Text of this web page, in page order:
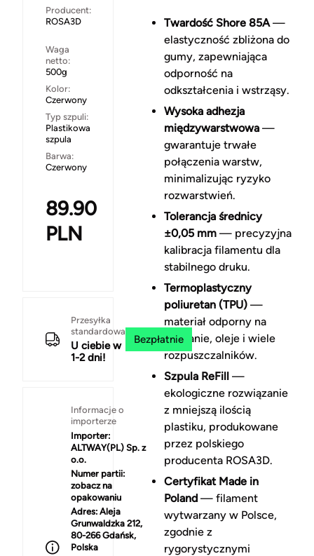
Producent:
ROSA3D
Waga
netto:
500g
Kolor:
Czerwony
Typ szpuli:
Plastikowa
szpula
Barwa:
Czerwony
89.90
PLN
Przesyłka
standardowa
U ciebie w
1-2 dni!
Bezpłatnie
Informacje o
importerze
Importer:
ALTWAY(PL) Sp. z
o.o.
Numer partii:
zobacz na
opakowaniu
Adres: Aleja
Grunwaldzka 212,
80-266 Gdańsk,
Polska
Twardość Shore 85A—
elastyczność zbliżona do
gumy, zapewniająca
odporność na
odkształcenia i wstrząsy.
Wysoka adhezja
międzywarstwowa—
gwarantuje trwałe
połączenia warstw,
minimalizując ryzyko
rozwarstwień.
Tolerancja średnicy
±0,05 mm— precyzyjna
kalibracja filamentu dla
stabilnego druku.
Termoplastyczny
poliuretan (TPU)—
materiał odporny na
ścieranie, oleje i wiele
rozpuszczalników.
Szpula ReFill—
ekologiczne rozwiązanie
z mniejszą ilością
plastiku, produkowane
przez polskiego
producenta ROSA3D.
Certyfikat Made in
Poland— filament
wytwarzany w Polsce,
zgodnie z
rygorystycznymi